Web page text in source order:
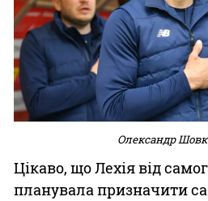
Олександр
Цікаво, що Лехія від
планувала призначити